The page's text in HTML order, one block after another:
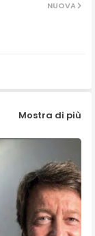
NUOVA
Mostra di più